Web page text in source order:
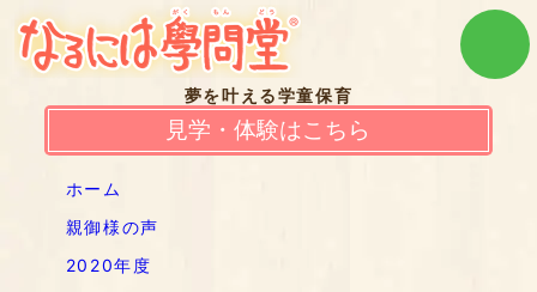
夢を叶える学童保育
見学・体験はこちら
ホーム
親御様の声
2020年度